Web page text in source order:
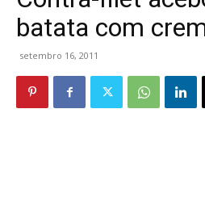
batata com
setembro 16, 2011